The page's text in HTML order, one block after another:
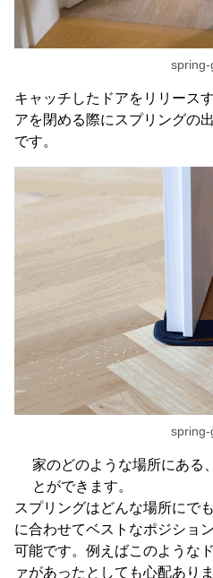
spring-
キャッチしたドアをリリース
アを閉める際にスプリングの
です。
spring-
家のどのような場所にある
とができます。
スプリングはどんな場所にで
に合わせてベストなポジショ
可能です。例えばこのような
ァがあったとしても心配ありま